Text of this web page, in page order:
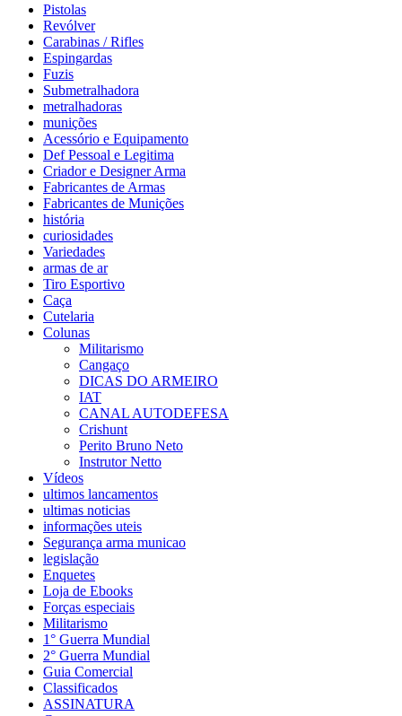
Pistolas
Revólver
Carabinas / Rifles
Espingardas
Fuzis
Submetralhadora
metralhadoras
munições
Acessório e Equipamento
Def Pessoal e Legitima
Criador e Designer Arma
Fabricantes de Armas
Fabricantes de Munições
história
curiosidades
Variedades
armas de ar
Tiro Esportivo
Caça
Cutelaria
Colunas
Militarismo
Cangaço
DICAS DO ARMEIRO
IAT
CANAL AUTODEFESA
Crishunt
Perito Bruno Neto
Instrutor Netto
Vídeos
ultimos lancamentos
ultimas noticias
informações uteis
Segurança arma municao
legislação
Enquetes
Loja de Ebooks
Forças especiais
Militarismo
1° Guerra Mundial
2° Guerra Mundial
Guia Comercial
Classificados
ASSINATURA